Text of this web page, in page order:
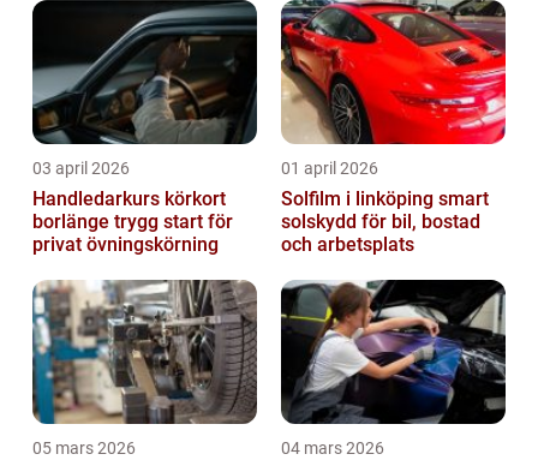
03 april 2026
Handledarkurs körkort
borlänge trygg start för
privat övningskörning
01 april 2026
Solfilm i linköping smart
solskydd för bil, bostad
och arbetsplats
05 mars 2026 04 mars 2026